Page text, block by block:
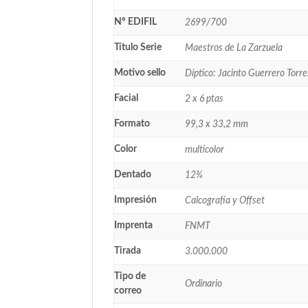
Nº EDIFIL 2699/700
Título Serie Maestros de La Zarzuela
Motivo sello Díptico: Jacinto Guerrero
Facial 2 x 6 ptas
Formato 99,3 x 33,2 mm
Color multicolor
Dentado 12¾
Impresión Calcografía y Offset
Imprenta FNMT
Tirada 3.000.000
Tipo de
correo
Ordinario